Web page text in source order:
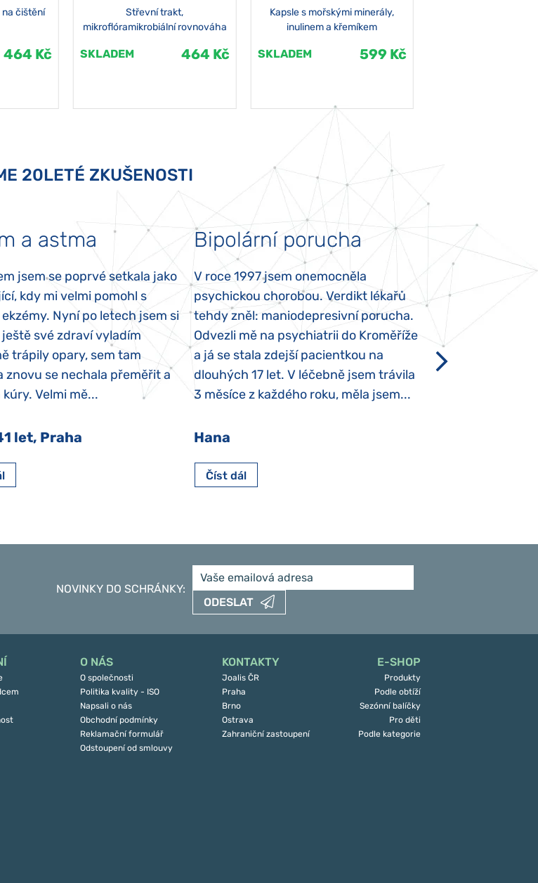
čištění
464 Kč
Střevní trakt,
mikroflóramikrobiální rovnováha
SKLADEM 464 Kč
Kapsle s mořskými minerály,
inulinem a křemíkem
SKLADEM 599 Kč
20LETÉ ZKUŠENOSTI
a astma
jsem se poprvé setkala jako
kdy mi velmi pomohl s
Nyní po letech jsem si
ještě své zdraví vyladím
trápily opary, sem tam
znovu se nechala přeměřit a
Velmi mě...
let, Praha
Bipolární porucha
V roce 1997 jsem onemocněla
psychickou chorobou. Verdikt lékařů
tehdy zněl: maniodepresivní porucha.
Odvezli mě na psychiatrii do Kroměříže
a já se stala zdejší pacientkou na
dlouhých 17 let. V léčebně jsem trávila
3 měsíce z každého roku, měla jsem...
Hana
Číst dál
Autismus
diagnostikován
narození,
který je u
Po půl roce
NOVINKY DO SCHRÁNKY:
ODESLAT
O NÁS
O společnosti
Politika kvality - ISO
Napsali o nás
Obchodní podmínky
Reklamační formulář
Odstoupení od smlouvy
KONTAKTY
Joalis ČR
Praha
Brno
Ostrava
Zahraniční zastoupení
E-SHOP
Produkty
Podle obtíží
Sezónní balíčky
Pro děti
Podle kategorie